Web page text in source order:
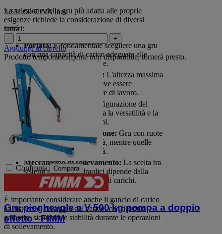
La selezione della gru più adatta alle proprie
esigenze richiede la considerazione di diversi
fattori:
Portata:È fondamentale scegliere una gru
con una capacità di carico adeguata alle
proprie necessità operative.
Altezza di sollevamento: L'altezza massima
raggiungibile dalla gru deve essere
compatibile con l'ambiente di lavoro.
Tipo di braccio:
La configurazione del
braccio di carico influenza la versatilità e la
precisione delle operazioni.
Sistema di movimentazione: Gru con ruote
offrono maggiore mobilità, mentre quelle
fisse garantiscono stabilità.
Meccanismo di sollevamento: La scelta tra
sistemi manuali e idraulici dipende dalla
frequenza d'uso e dal tipo di carichi.
È importante considerare anche il gancio di carico
e i sistemi di fissaggio del carico, che devono
garantire sicurezza e stabilità durante le operazioni
di sollevamento.
3.531,90 € IVA incl.
unità
- +
Aggiungi al carrello
Prodotto temporaneamente non disponibile, tornerà presto.
Confronta Compara
Gru pieghevole a V 500 kg pompa a doppio
effetto - FIMM